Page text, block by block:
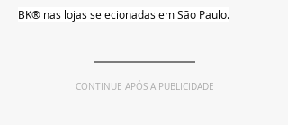
BK® nas lojas selecionadas em São Paulo.
CONTINUE APÓS A PUBLICIDADE